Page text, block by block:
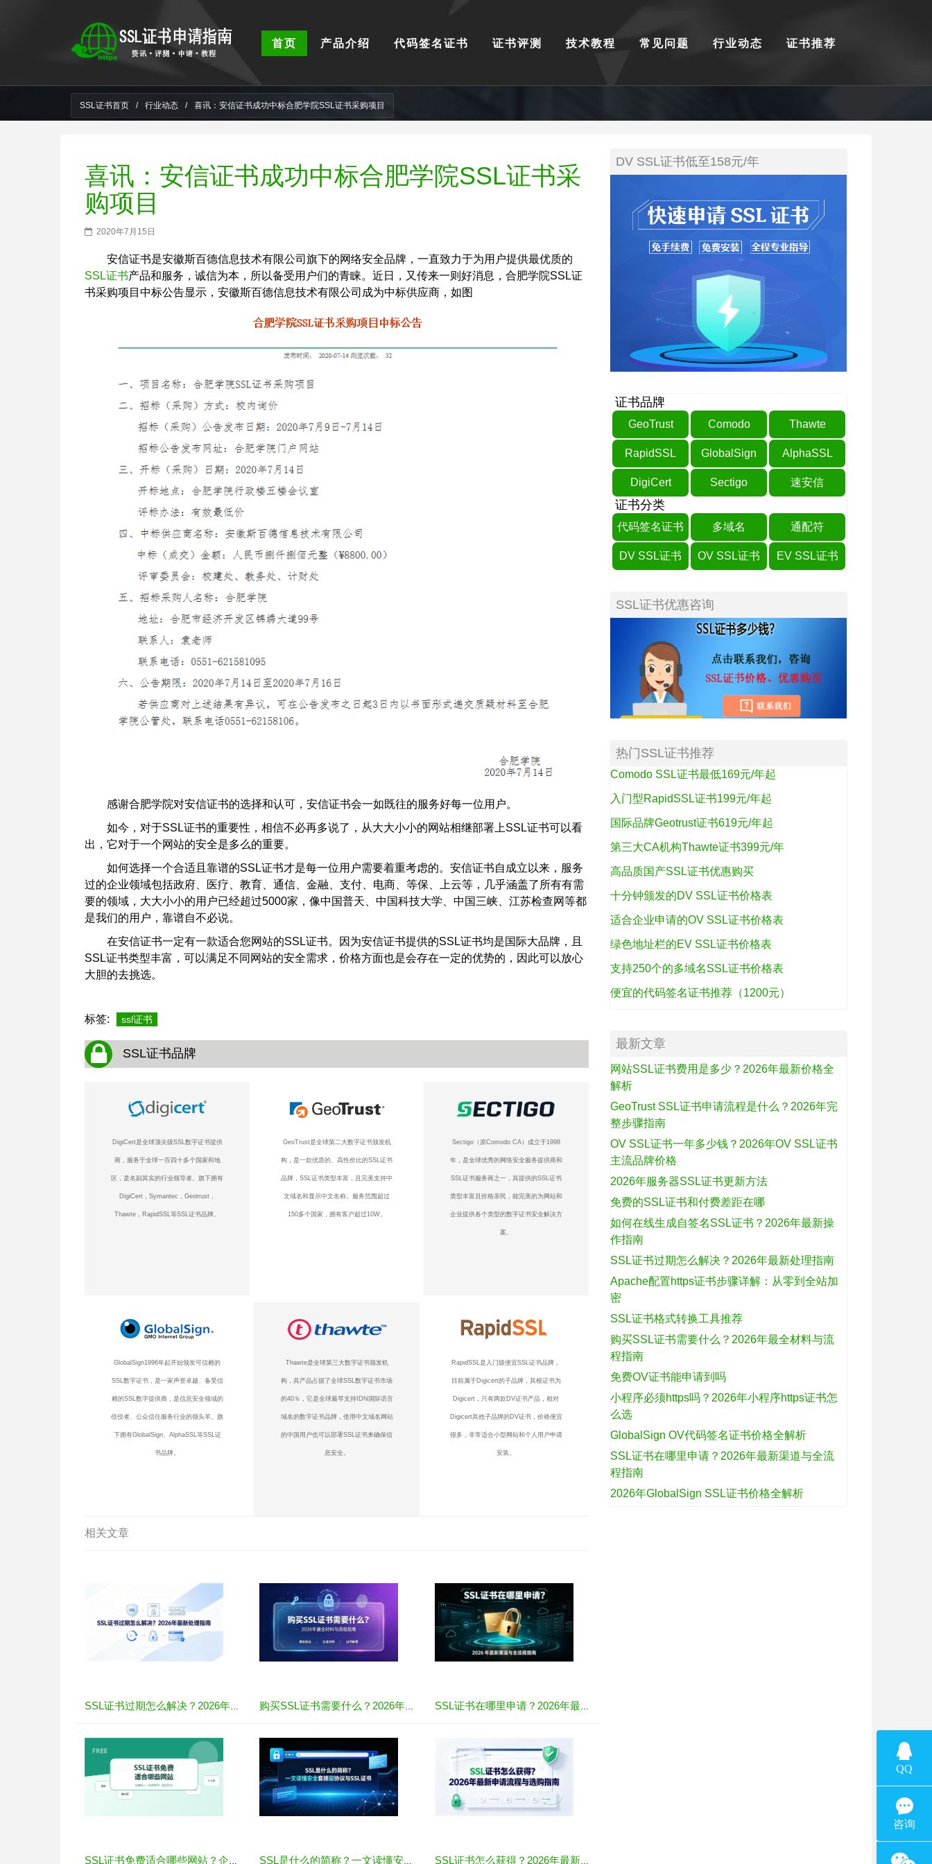
首页 产品介绍 代码签名证书 证书评测 技术教程 常见问题 行业动态 证书推荐
SSL证书首页 / 行业动态 / 喜讯：安信证书成功中标合肥学院SSL证书采购项目
喜讯：安信证书成功中标合肥学院SSL证书采
购项目
2020年7月15日
安信证书是安徽斯百德信息技术有限公司旗下的网络安全品牌，一直致力于为用户提供最优质的
SSL证书产品和服务，诚信为本，所以备受用户们的青睐。近日，又传来一则好消息，合肥学院SSL证
书采购项目中标公告显示，安徽斯百德信息技术有限公司成为中标供应商，如图
感谢合肥学院对安信证书的选择和认可，安信证书会一如既往的服务好每一位用户。
如今，对于SSL证书的重要性，相信不必再多说了，从大大小小的网站相继部署上SSL证书可以看
出，它对于一个网站的安全是多么的重要。
如何选择一个合适且靠谱的SSL证书才是每一位用户需要着重考虑的。安信证书自成立以来，服务
过的企业领域包括政府、医疗、教育、通信、金融、支付、电商、等保、上云等，几乎涵盖了所有有需
要的领域，大大小小的用户已经超过5000家，像中国普天、中国科技大学、中国三峡、江苏检查网等都
是我们的用户，靠谱自不必说。
在安信证书一定有一款适合您网站的SSL证书。因为安信证书提供的SSL证书均是国际大品牌，且
SSL证书类型丰富，可以满足不同网站的安全需求，价格方面也是会存在一定的优势的，因此可以放心
大胆的去挑选。
标签: ssl证书
SSL证书品牌
DigiCert是全球顶尖级SSL数字证书提供
商，服务于全球一百四十多个国家和地
区，是名副其实的行业领导者。旗下拥有
DigiCert，Symantec，Geotrust，
Thawte，RapidSSL等SSL证书品牌。
GeoTrust是全球第二大数字证书颁发机
构，是一款优质的、高性价比的SSL证书
品牌，SSL证书类型丰富，且完美支持中
文域名和显示中文名称。服务范围超过
150多个国家，拥有客户超过10W。
Sectigo（原Comodo CA）成立于1998
年，是全球优秀的网络安全服务提供商和
SSL证书服务商之一，其提供的SSL证书
类型丰富且价格亲民，能完美的为网站和
企业提供各个类型的数字证书安全解决方
案。
GlobalSign1996年起开始颁发可信赖的
SSL数字证书，是一家声誉卓越、备受信
赖的SSL数字提供商，是信息安全领域的
佼佼者、公众信任服务行业的领头羊。旗
下拥有GlobalSign、AlphaSSL等SSL证
书品牌。
Thawte是全球第三大数字证书颁发机
构，其产品占据了全球SSL数字证书市场
的40％，它是全球最早支持IDN国际语言
域名的数字证书品牌，使用中文域名网站
的中国用户也可以部署SSL证书来确保信
息安全。
RapidSSL是入门级便宜SSL证书品牌，
目前属于Digicert的子品牌，其根证书为
Digicert，只有两款DV证书产品，相对
Digicert其他子品牌的DV证书，价格便宜
很多，非常适合小型网站和个人用户申请
安装。
相关文章
SSL证书过期怎么解决？2026年最新处理指南 购买SSL证书需要什么？2026年最全材料与流程指南 SSL证书在哪里申请？2026年最新渠道与全流程指南
SSL证书免费适合哪些网站？企业选择前要注意什么 SSL是什么的简称？一文读懂安全套接层协议与SSL证书 SSL证书怎么获得？2026年最新申请流程与选购指南
DV SSL证书低至158元/年
证书品牌
GeoTrust Comodo Thawte
RapidSSL GlobalSign AlphaSSL
DigiCert Sectigo 速安信
证书分类
代码签名证书 多域名 通配符
DV SSL证书 OV SSL证书 EV SSL证书
SSL证书优惠咨询
热门SSL证书推荐
Comodo SSL证书最低169元/年起
入门型RapidSSL证书199元/年起
国际品牌Geotrust证书619元/年起
第三大CA机构Thawte证书399元/年
高品质国产SSL证书优惠购买
十分钟颁发的DV SSL证书价格表
适合企业申请的OV SSL证书价格表
绿色地址栏的EV SSL证书价格表
支持250个的多域名SSL证书价格表
便宜的代码签名证书推荐（1200元）
最新文章
网站SSL证书费用是多少？2026年最新价格全
解析
GeoTrust SSL证书申请流程是什么？2026年完
整步骤指南
OV SSL证书一年多少钱？2026年OV SSL证书
主流品牌价格
2026年服务器SSL证书更新方法
免费的SSL证书和付费差距在哪
如何在线生成自签名SSL证书？2026年最新操
作指南
SSL证书过期怎么解决？2026年最新处理指南
Apache配置https证书步骤详解：从零到全站加
密
SSL证书格式转换工具推荐
购买SSL证书需要什么？2026年最全材料与流
程指南
免费OV证书能申请到吗
小程序必须https吗？2026年小程序https证书怎
么选
GlobalSign OV代码签名证书价格全解析
SSL证书在哪里申请？2026年最新渠道与全流
程指南
2026年GlobalSign SSL证书价格全解析